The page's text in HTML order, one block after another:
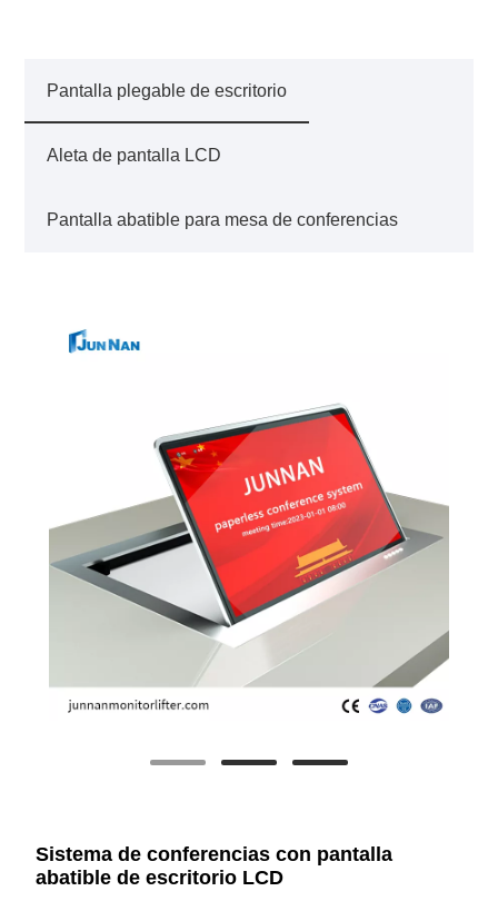
Pantalla plegable de escritorio
Aleta de pantalla LCD
Pantalla abatible para mesa de conferencias
Sistema de conferencias con pantalla
abatible de escritorio LCD